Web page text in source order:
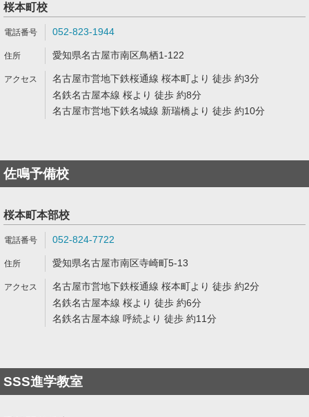
桜本町校
052-823-1944
愛知県名古屋市南区鳥栖1-122
名古屋市営地下鉄桜通線 桜本町より 徒歩 約3分
名鉄名古屋本線 桜より 徒歩 約8分
名古屋市営地下鉄名城線 新瑞橋より 徒歩 約10分
佐鳴予備校
桜本町本部校
052-824-7722
愛知県名古屋市南区寺崎町5-13
名古屋市営地下鉄桜通線 桜本町より 徒歩 約2分
名鉄名古屋本線 桜より 徒歩 約6分
名鉄名古屋本線 呼続より 徒歩 約11分
SSS進学教室